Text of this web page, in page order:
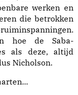
werken en
die betrokken
hoe de Saba-
als deze, altijd
Nicholson.